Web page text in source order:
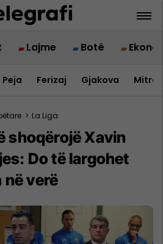
Lajme Botë
Peja Ferizaj Gjakova
> La Liga
shoqërojë Xavin
Do të largohet
në verë